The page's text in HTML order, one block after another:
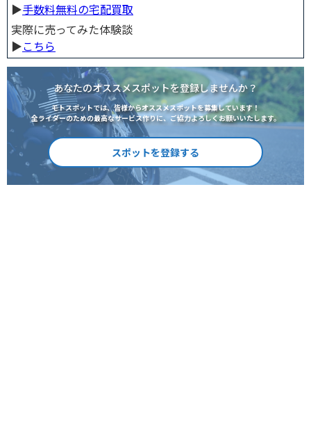
▶︎手数料無料の宅配買取
実際に売ってみた体験談
▶︎こちら
あなたのオススメスポットを登録しませんか？
モトスポットでは、皆様からオススメスポットを募集しています！
全ライダーのための最高なサービス作りに、ご協力よろしくお願いいたします。
スポットを登録する